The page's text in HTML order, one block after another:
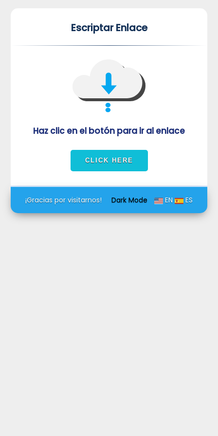
Escriptar Enlace
Haz clic en el botón para ir al enlace
Dark Mode EN ES
¡Gracias por visitarnos!
VUVORmRFeFRNVlJrUjBZd1kza3dkRkJuUFQwPQ==